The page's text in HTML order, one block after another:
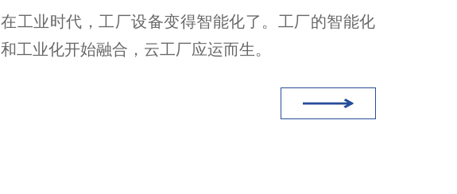
在工业时代，工厂设备变得智能化了。工厂的智能化
和工业化开始融合，云工厂应运而生。